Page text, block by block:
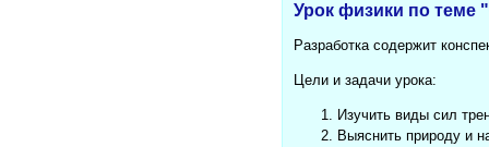
Урок физики по теме
Разработка содержит
Цели и задачи урока:
Изучить виды сил
Выяснить природу и